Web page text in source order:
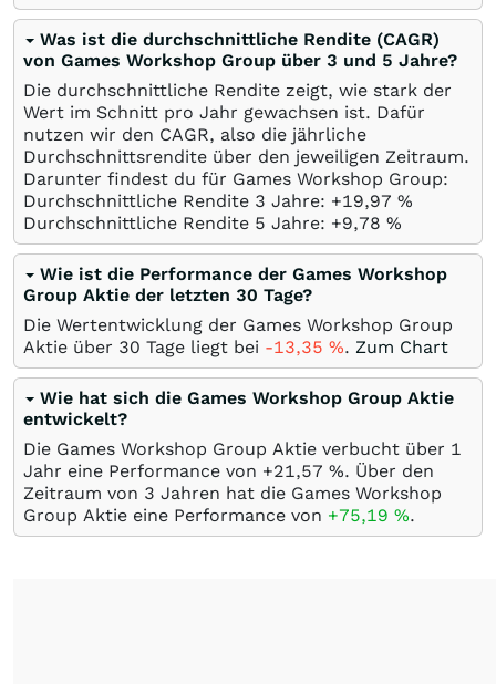
Was ist die durchschnittliche Rendite (CAGR)
von Games Workshop Group über 3 und 5 Jahre?
Die durchschnittliche Rendite zeigt, wie stark der
Wert im Schnitt pro Jahr gewachsen ist. Dafür
nutzen wir den CAGR, also die jährliche
Durchschnittsrendite über den jeweiligen Zeitraum.
Darunter findest du für Games Workshop Group:
Durchschnittliche Rendite 3 Jahre: +19,97 %
Durchschnittliche Rendite 5 Jahre: +9,78 %
Wie ist die Performance der Games Workshop
Group Aktie der letzten 30 Tage?
Die Wertentwicklung der Games Workshop Group
Aktie über 30 Tage liegt bei -13,35 %. Zum Chart
Wie hat sich die Games Workshop Group Aktie
entwickelt?
Die Games Workshop Group Aktie verbucht über 1
Jahr eine Performance von +21,57 %. Über den
Zeitraum von 3 Jahren hat die Games Workshop
Group Aktie eine Performance von +75,19 %.